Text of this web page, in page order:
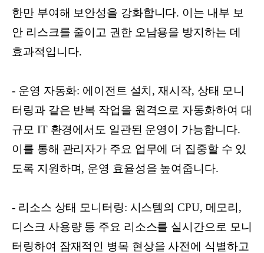
한만 부여해 보안성을 강화합니다. 이는 내부 보
안 리스크를 줄이고 권한 오남용을 방지하는 데
효과적입니다.
- 운영 자동화: 에이전트 설치, 재시작, 상태 모니
터링과 같은 반복 작업을 원격으로 자동화하여 대
규모 IT 환경에서도 일관된 운영이 가능합니다.
이를 통해 관리자가 주요 업무에 더 집중할 수 있
도록 지원하며, 운영 효율성을 높여줍니다.
- 리소스 상태 모니터링: 시스템의 CPU, 메모리,
디스크 사용량 등 주요 리소스를 실시간으로 모니
터링하여 잠재적인 병목 현상을 사전에 식별하고